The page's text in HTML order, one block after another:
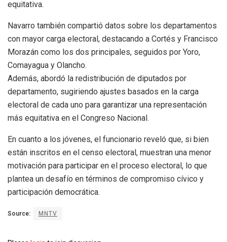
equitativa.
Navarro también compartió datos sobre los departamentos
con mayor carga electoral, destacando a Cortés y Francisco
Morazán como los dos principales, seguidos por Yoro,
Comayagua y Olancho.
Además, abordó la redistribución de diputados por
departamento, sugiriendo ajustes basados en la carga
electoral de cada uno para garantizar una representación
más equitativa en el Congreso Nacional.
En cuanto a los jóvenes, el funcionario reveló que, si bien
están inscritos en el censo electoral, muestran una menor
motivación para participar en el proceso electoral, lo que
plantea un desafío en términos de compromiso cívico y
participación democrática.
Source: MNTV